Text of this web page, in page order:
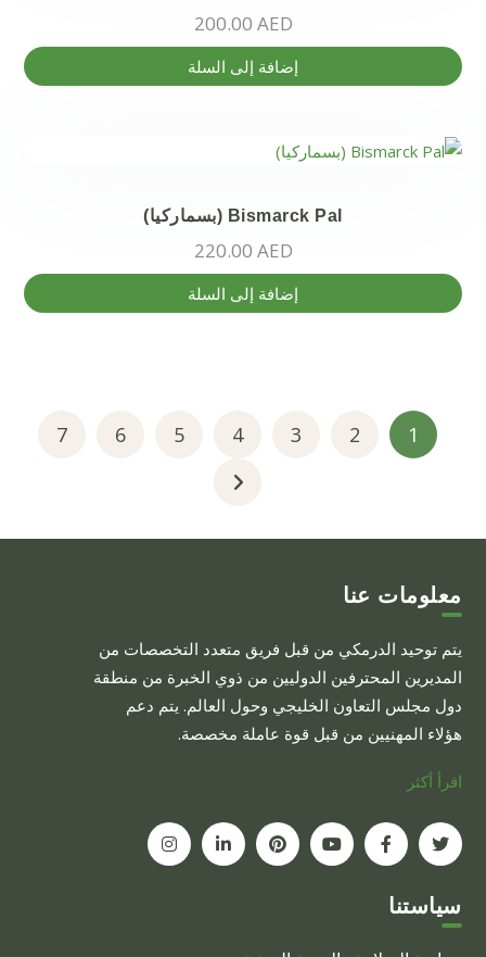
اختيار
الخيارات
صفحة
200.00 AED
إضافة إلى السلة
Bismarck Pal (بسماركيا)
220.00 AED
إضافة إلى السلة
1
2
3
4
5
6
7
معلومات عنا
يتم توحيد الدرمكي من قبل فريق متعدد التخصصات من
المديرين المحترفين الدوليين من ذوي الخبرة من منطقة
دول مجلس التعاون الخليجي وحول العالم. يتم دعم
هؤلاء المهنيين من قبل قوة عاملة مخصصة.
اقرأ أكثر
سياستنا